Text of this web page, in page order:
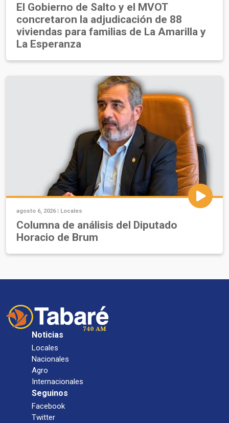
El Gobierno de Salto y el MVOT
concretaron la adjudicación de 88
viviendas para familias de La Amarilla y
La Esperanza
agosto 6, 2026 | Locales
Columna de análisis del Diputado
Horacio de Brum
Noticias
Locales
Nacionales
Agro
Internacionales
Seguinos
Facebook
Twitter